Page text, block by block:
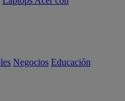
Negocios Educación